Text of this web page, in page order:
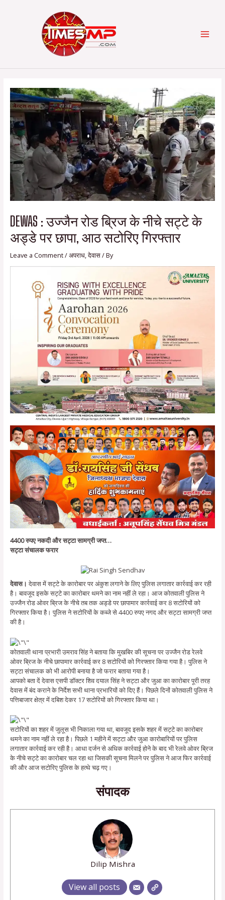
DEWAS : उज्जैन रोड ब्रिज के नीचे सट्टे के
अड्डे पर छापा, आठ सटोरिए गिरफ्तार
Leave a Comment/अपराध,देवास/ By
4400 रुपए नकदी और सट्टा सामग्री जप्त…
सट्टा संचालक फरार
देवास। देवास में सट्टे के कारोबार पर अंकुश लगाने के लिए पुलिस लगातार कार्रवाई कर रही
है। बावजूद इसके सट्टे का कारोबार थमने का नाम नहीं ले रहा। आज कोतवाली पुलिस ने
उज्जैन रोड ओवर ब्रिज के नीचे तब तक अड्डे पर छापामार कार्रवाई कर 8 सटोरियों को
गिरफ्तार किया है। पुलिस ने सटोरियों के कब्जे से 4400 रुपए नगद और सट्टा सामग्री जप्त
की है।
कोतवाली थाना प्रभारी उमराव सिंह ने बताया कि मुखबिर की सूचना पर उज्जैन रोड रेलवे
ओवर ब्रिज के नीचे छापामार कार्रवाई कर 8 सटोरियों को गिरफ्तार किया गया है। पुलिस ने
सट्टा संचालक को भी आरोपी बनाया है जो फरार बताया गया है।
आपको बता दें देवास एसपी डॉक्टर शिव दयाल सिंह ने सट्टा और जुआ का कारोबार पूरी तरह
देवास में बंद कराने के निर्देश सभी थाना प्रभारियों को दिए हैं। पिछले दिनों कोतवाली पुलिस ने
पत्तिबाजार क्षेत्र में दबिश देकर 17 सटोरियों को गिरफ्तार किया था।
सटोरियों का शहर में जुलूस भी निकाला गया था, बावजूद इसके शहर में सट्टे का कारोबार
थमने का नाम नहीं ले रहा है। पिछले 1 महीने में सट्टा और जुआ कारोबारियों पर पुलिस
लगातार कार्रवाई कर रही है। आधा दर्जन से अधिक कार्रवाई होने के बाद भी रेलवे ओवर ब्रिज
के नीचे सट्टे का कारोबार चल रहा था जिसकी सूचना मिलने पर पुलिस ने आज फिर कार्रवाई
की और आज सटोरिए पुलिस के हत्थे चढ़ गए।
संपादक
Dilip Mishra
View all posts
navigation